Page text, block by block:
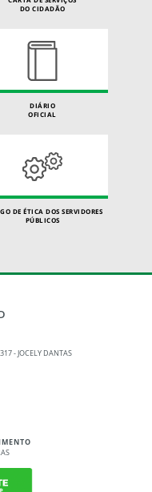
DO CIDADÃO
DIÁRIO
OFICIAL
DE ÉTICA DOS SERVIDORES
PÚBLICOS
- JOCELY DANTAS